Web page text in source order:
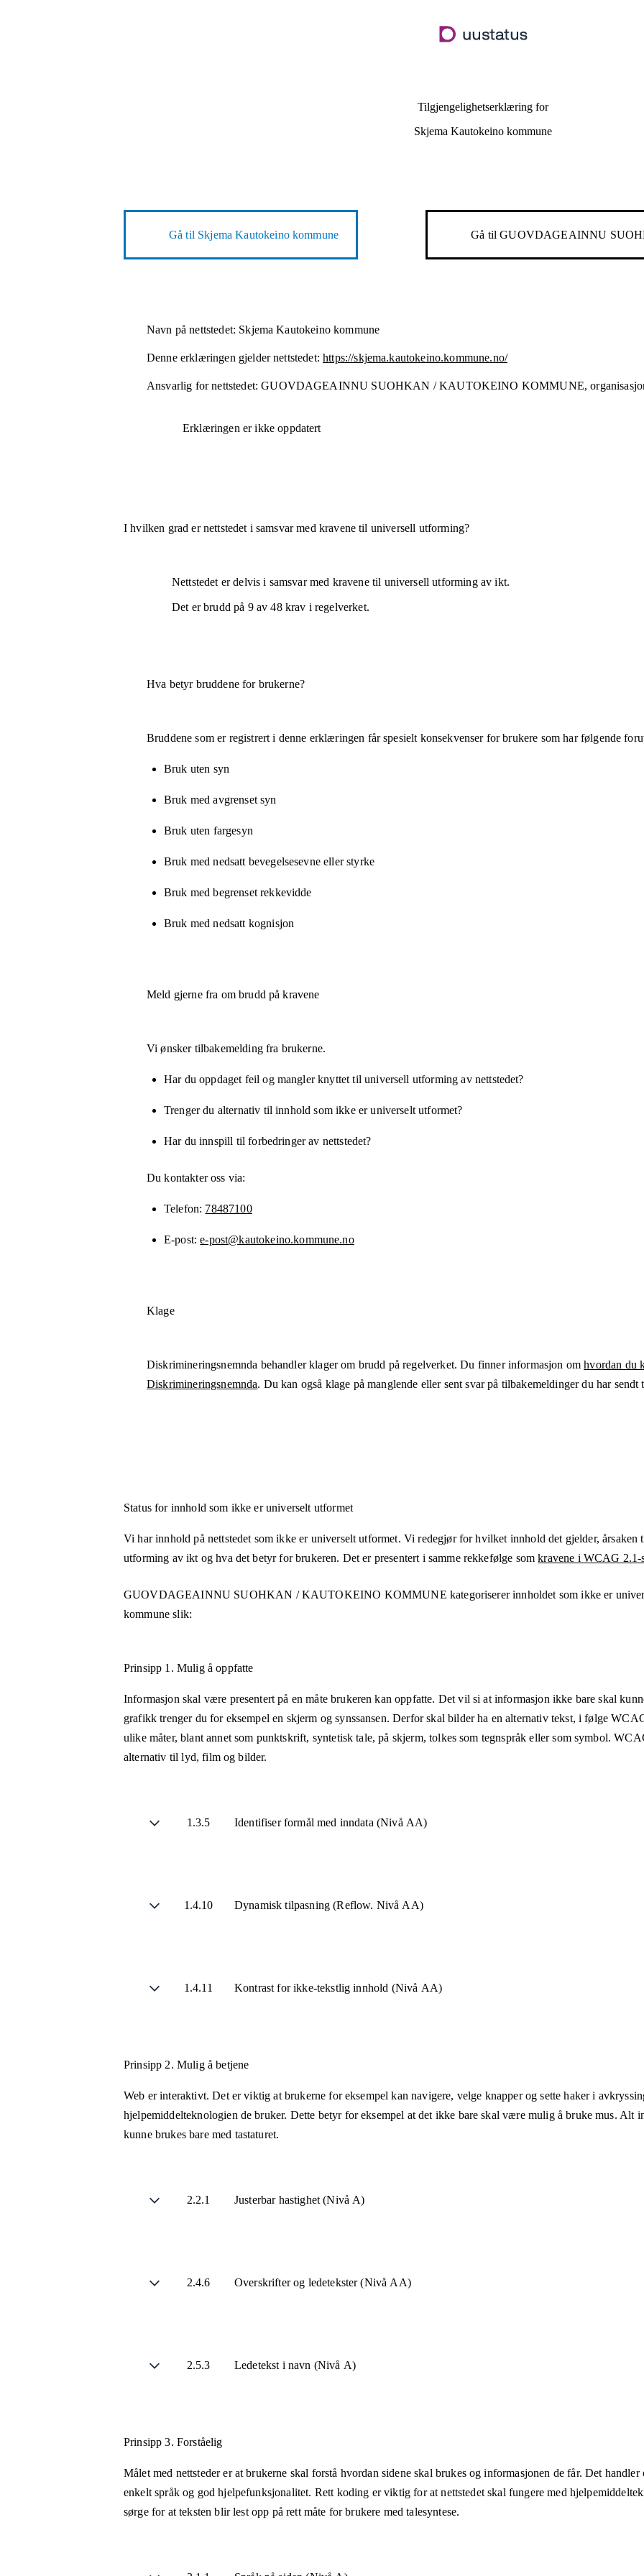
hovedinnhold
Tilgjengelighetserklæring for
Skjema Kautokeino kommune
Gå til Skjema Kautokeino kommune Gå tilGUOVDAGEAINNU
Navn på nettstedet: Skjema Kautokeino kommune
Denne erklæringen gjelder nettstedet: https://skjema.kautokeino.kommune.no/
Ansvarlig for nettstedet: GUOVDAGEAINNU SUOHKAN / KAUTOKEINO KOMMUNE,
Erklæringen er ikke oppdatert
I hvilken grad er nettstedet i samsvar med kravene til universell utforming?
Nettstedet erdelvis i samsvarmed kravene til universell utforming av ikt.
Det er brudd på 9av48krav i regelverket.
Hva betyr bruddene for brukerne?
Bruddene som er registrert i denne erklæringen får spesielt konsekvenser for brukere som har følgende
Bruk uten syn
Bruk med avgrenset syn
Bruk uten fargesyn
Bruk med nedsatt bevegelsesevne eller styrke
Bruk med begrenset rekkevidde
Bruk med nedsatt kognisjon
Meld gjerne fra om brudd på kravene
Vi ønsker tilbakemelding fra brukerne.
Har du oppdaget feil og mangler knyttet til universell utforming av nettstedet?
Trenger du alternativ til innhold som ikke er universelt utformet?
Har du innspill til forbedringer av nettstedet?
Du kontakter oss via:
Telefon 78487100
E-post e-post@kautokeino.kommune.no
Klage
Diskrimineringsnemnda behandler klager om brudd på regelverket. Du finner informasjon omhvordan du
Diskrimineringsnemnda. Du kan også klage på manglende eller sent svar på tilbakemeldinger du har sendt
Status for innhold som ikke er universelt utformet
Vi har innhold på nettstedet som ikke er universelt utformet. Vi redegjør for hvilket innhold det gjelder,
utforming av ikt og hva det betyr for brukeren. Det er presentert i samme rekkefølge somkravene i WCAG 2.1-
GUOVDAGEAINNU SUOHKAN / KAUTOKEINO KOMMUNE kategoriserer innholdet som ikke er
kommune slik:
Prinsipp 1. Mulig å oppfatte
Informasjon skal være presentert på en måte brukeren kan oppfatte. Det vil si at informasjon ikke bare skal
grafikk trenger du for eksempel en skjerm og synssansen. Derfor skal bilder ha en alternativ tekst, i følge
ulike måter, blant annet som punktskrift, syntetisk tale, på skjerm, tolkes som tegnspråk eller som symbol.
alternativ til lyd, film og bilder.
1.3.5 Identifiser formål med inndata (Nivå AA)
1.4.10 Dynamisk tilpasning (Reflow. Nivå AA)
1.4.11 Kontrast for ikke-tekstlig innhold (Nivå AA)
Prinsipp 2. Mulig å betjene
Web er interaktivt. Det er viktig at brukerne for eksempel kan navigere, velge knapper og sette haker i
hjelpemiddelteknologien de bruker. Dette betyr for eksempel at det ikke bare skal være mulig å bruke mus. Alt
kunne brukes bare med tastaturet.
2.2.1 Justerbar hastighet (Nivå A)
2.4.6 Overskrifter og ledetekster (Nivå AA)
2.5.3 Ledetekst i navn (Nivå A)
Prinsipp 3. Forståelig
Målet med nettsteder er at brukerne skal forstå hvordan sidene skal brukes og informasjonen de får. Det
enkelt språk og god hjelpefunksjonalitet. Rett koding er viktig for at nettstedet skal fungere med
sørge for at teksten blir lest opp på rett måte for brukere med talesyntese.